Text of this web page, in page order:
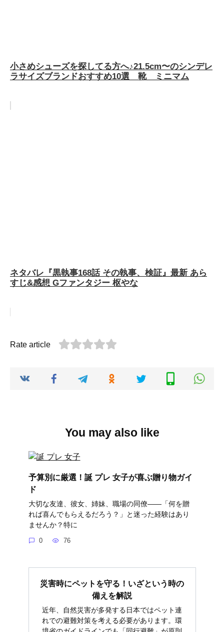
小さめシューズを探してる方へ♪21.5cm〜のシンデレ
ラサイズブランドおすすめ10選 靴 ミニマム
ネタバレ『黒執事168話 その執事、検証』最新 あら
すじ&感想 Gファンタジー 枢やな
Rate article
You may also like
予算別に厳選！誕 プレ 女子が喜ぶ贈り物ガイ
ド
大切な友達、彼女、姉妹、職場の同僚――「何を贈
れば喜んでもらえるだろう？」と迷った経験はあり
ませんか？特に
0 76
災害時にペットを守る！いざという時の
備えを解説
近年、自然災害が多発する日本ではペット連
れでの避難対策を考える必要があります。環